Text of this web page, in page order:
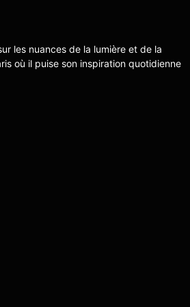
les nuances de la lumière et de la
où il puise son inspiration quotidienne